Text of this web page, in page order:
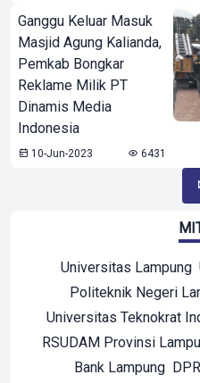
Ganggu Keluar Masuk
Masjid Agung Kalianda,
Pemkab Bongkar
Reklame Milik PT
Dinamis Media
Indonesia
10-Jun-2023 6431
Universitas Lampung
Politeknik Negeri
Universitas Teknokrat
RSUDAM Provinsi
Bank Lampung